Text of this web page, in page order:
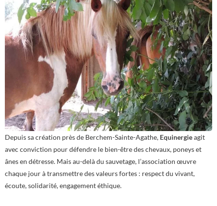
Depuis sa création près de Berchem-Sainte-Agathe, Equinergieagit
avec conviction pour défendre le bien-être des chevaux, poneys et
ânes en détresse. Mais au-delà du sauvetage, l’association œuvre
chaque jour à transmettre des valeurs fortes : respect du vivant,
écoute, solidarité, engagement éthique.